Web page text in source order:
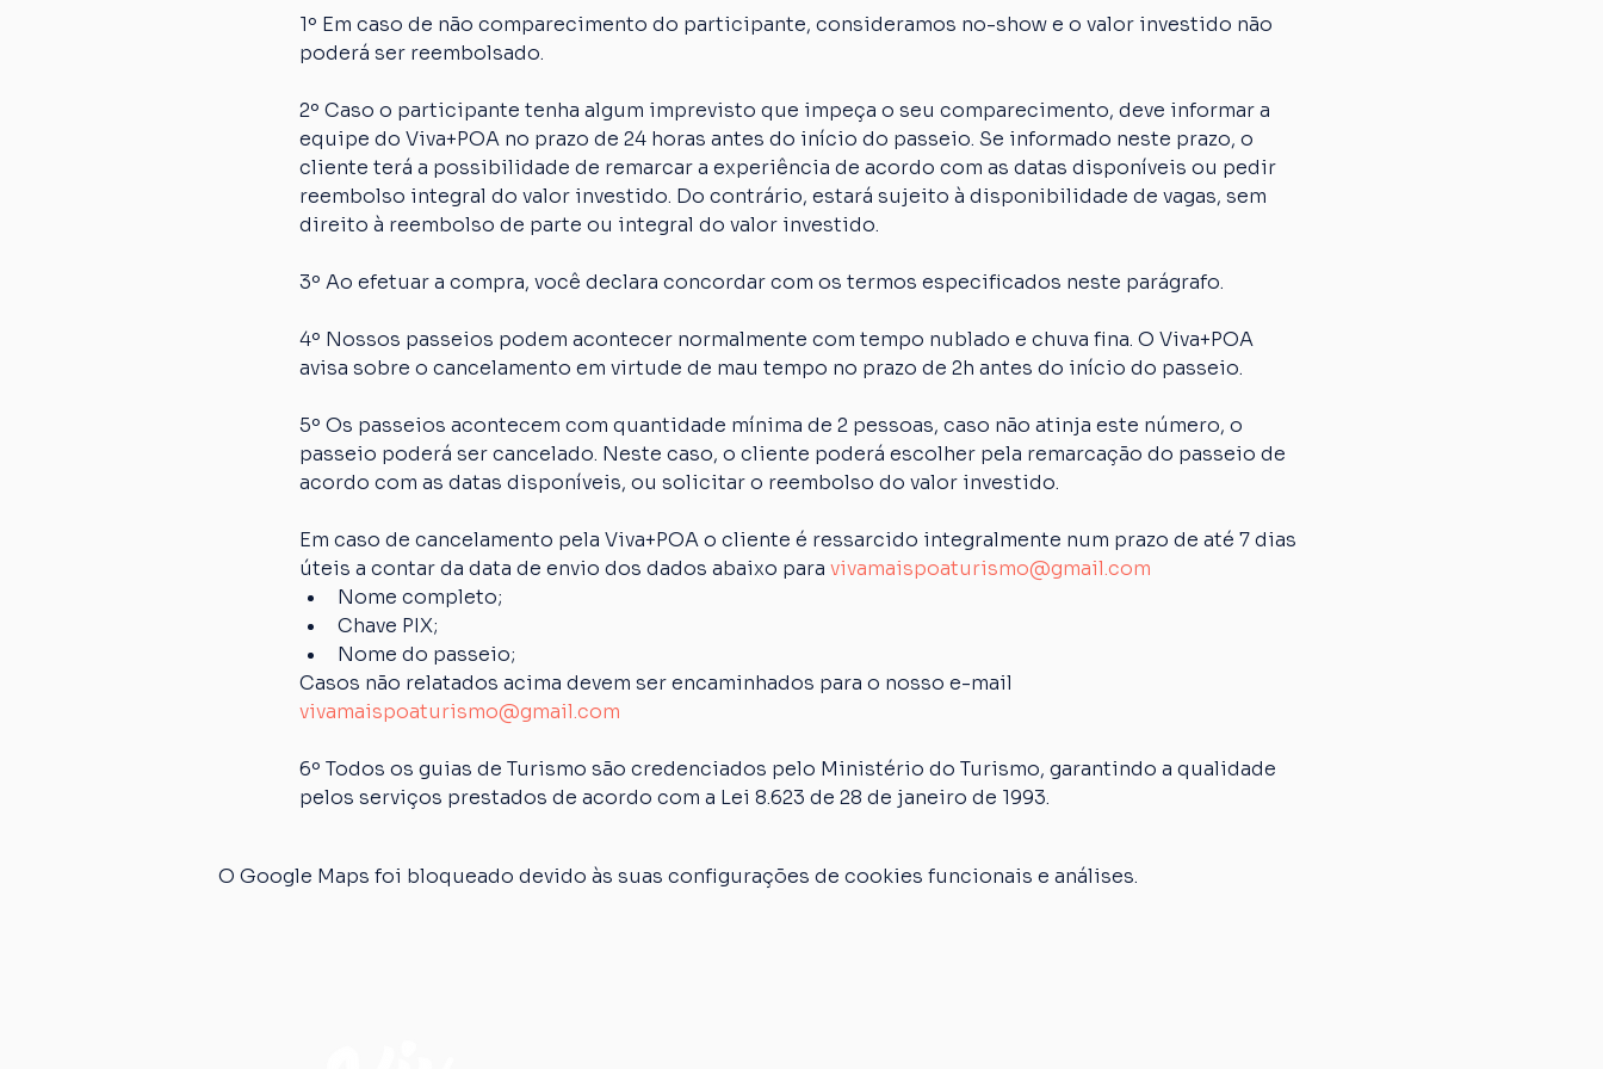
1º Em caso de não comparecimento do participante, consideramos no-show e o valor investido não
poderá ser reembolsado.
2º Caso o participante tenha algum imprevisto que impeça o seu comparecimento, deve informar a
equipe do Viva+POA no prazo de 24 horas antes do início do passeio. Se informado neste prazo, o
cliente terá a possibilidade de remarcar a experiência de acordo com as datas disponíveis ou pedir
reembolso integral do valor investido. Do contrário, estará sujeito à disponibilidade de vagas, sem
direito à reembolso de parte ou integral do valor investido.
3º Ao efetuar a compra, você declara concordar com os termos especificados neste parágrafo.
4º Nossos passeios podem acontecer normalmente com tempo nublado e chuva fina. O Viva+POA
avisa sobre o cancelamento em virtude de mau tempo no prazo de 2h antes do início do passeio.
5º Os passeios acontecem com quantidade mínima de 2 pessoas, caso não atinja este número, o
passeio poderá ser cancelado. Neste caso, o cliente poderá escolher pela remarcação do passeio de
acordo com as datas disponíveis, ou solicitar o reembolso do valor investido.
Em caso de cancelamento pela Viva+POA o cliente é ressarcido integralmente num prazo de até 7 dias
úteis a contar da data de envio dos dados abaixo para vivamaispoaturismo@gmail.com
Nome completo;
Chave PIX;
Nome do passeio;
Casos não relatados acima devem ser encaminhados para o nosso e-mail
vivamaispoaturismo@gmail.com
6º Todos os guias de Turismo são credenciados pelo Ministério do Turismo, garantindo a qualidade
pelos serviços prestados de acordo com a Lei 8.623 de 28 de janeiro de 1993.
O Google Maps foi bloqueado devido às suas configurações de cookies funcionais e análises.